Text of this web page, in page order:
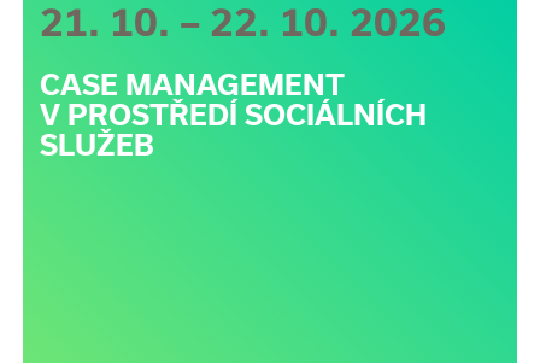
21. 10. – 22. 10. 2026
CASE MANAGEMENT
V PROSTŘEDÍ SOCIÁLNÍCH
SLUŽEB